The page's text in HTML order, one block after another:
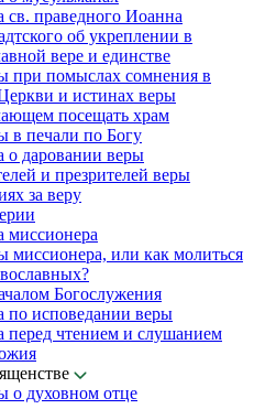
св. праведного Иоанна
об укреплении в
вере и единстве
при помыслах сомнения в
и истинах веры
посещать храм
в печали по Богу
о даровании веры
и презрителей веры
за веру
миссионера
миссионера, или как молиться
Богослужения
по исповедании веры
перед чтением и слушанием
о духовном отце